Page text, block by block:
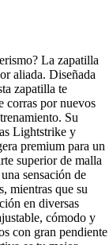
La zapatilla
aliada. Diseñada
zapatilla te
corras por nuevos
Su
Lightstrike y
premium para un
superior de malla
sensación de
mientras que su
en diversas
cómodo y
con gran pendiente